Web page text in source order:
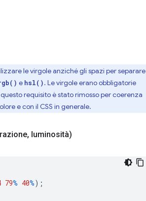
le virgole anziché gli spazi per separare
e hsl(). Le virgole erano obbligatorie
requisito è stato rimosso per coerenza
e con il CSS in generale.
, luminosità)
79% 40%);